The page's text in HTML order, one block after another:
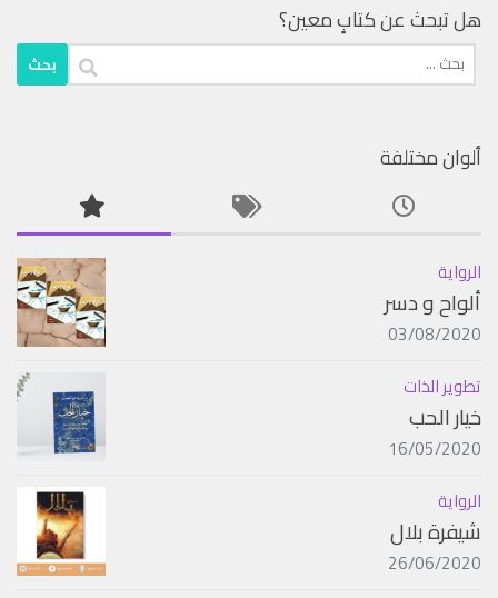
هل تبحث عن كتابٍ معين؟
البحث
عن:
ألوان مختلفة
الرواية
ألواح و دسر
03/08/2020
تطوير الذات
خيار الحب
16/05/2020
الرواية
شيفرة بلال
26/06/2020